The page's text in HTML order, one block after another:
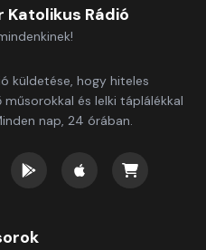
Katolikus Rádió
küldetése, hogy hiteles
és lelki táplálékkal
nap, 24 órában.